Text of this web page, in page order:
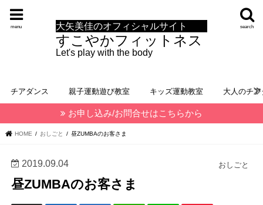
大矢美佳のオフィシャルサイト
すこやかフィットネス
Let's play with the body
search
menu
チアダンス 親子運動遊び教室 キッズ運動教室 大人のチ
お申し込み/お問合せはこちらから
HOME おしごと 昼ZUMBAのお客さま
おしごと
2019.09.04
昼ZUMBAのお客さま